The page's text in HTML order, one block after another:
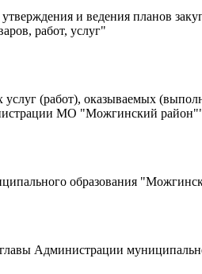
и ведения планов
работ, услуг"
(работ), оказываемых
МО "Можгинский
образования
Администрации